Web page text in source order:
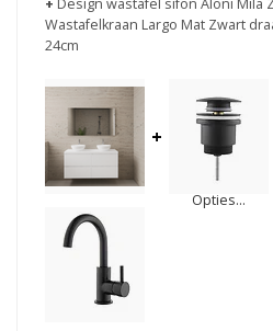
+ Design wastafel sifon Aloni Mila
Wastafelkraan Largo Mat Zwart
24cm
+
Opties...